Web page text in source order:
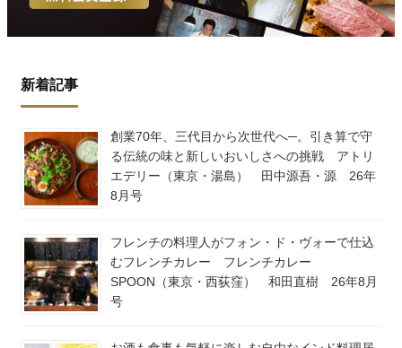
新着記事
創業70年、三代目から次世代へ─。引き算で守
る伝統の味と新しいおいしさへの挑戦 アトリ
エデリー（東京・湯島） 田中源吾・源 26年
8月号
フレンチの料理人がフォン・ド・ヴォーで仕込
むフレンチカレー フレンチカレー
SPOON（東京・西荻窪） 和田直樹 26年8月
号